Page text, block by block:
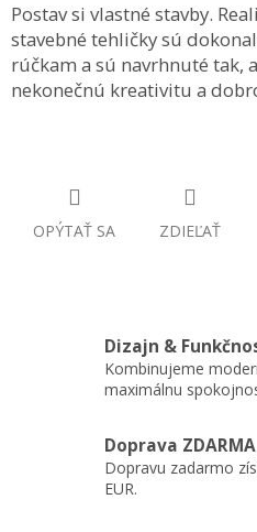
Postav si vlastné stavby.
stavebné tehličky sú
rúčkam a sú navrhnuté tak,
nekonečnú kreativitu a
OPÝTAŤ SA ZDIEĽAŤ
Dizajn &
Kombinujeme
maximálnu
Doprava ZDARMA
Dopravu zadarmo
EUR.